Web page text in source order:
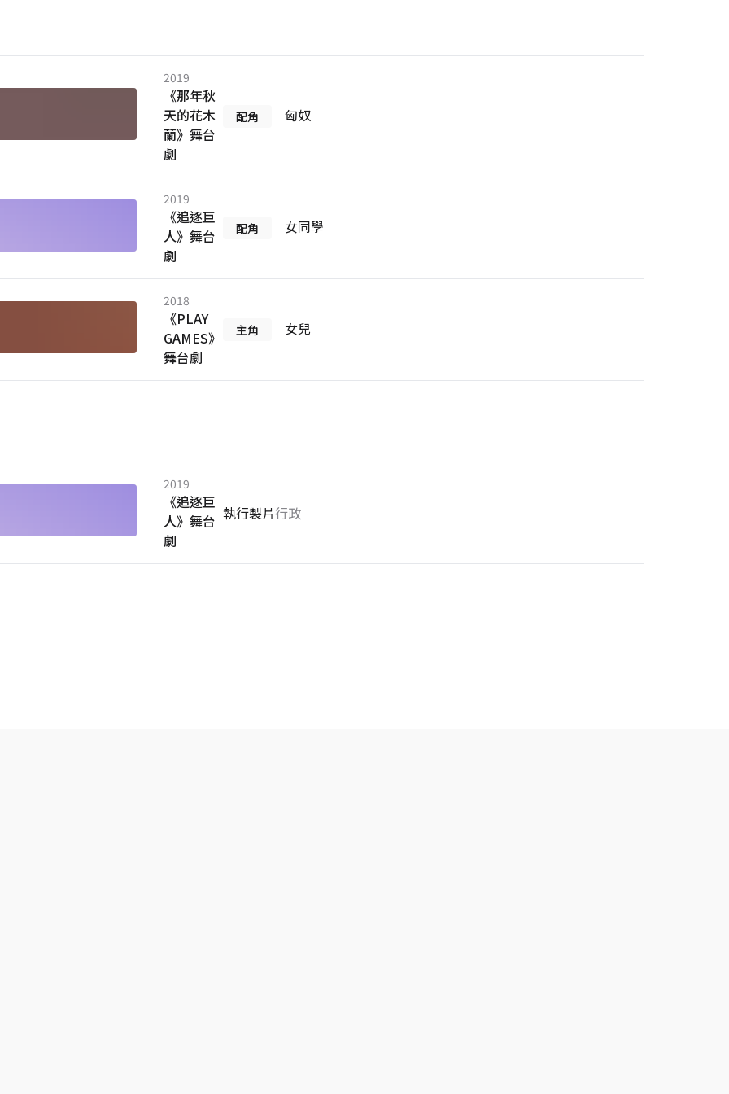
2019
《那年秋
天的花木
蘭》舞台
劇
配角 匈奴
2019
《追逐巨
人》舞台
劇
配角 女同學
2018
《PLAY
GAMES》
舞台劇
主角 女兒
2019
《追逐巨
人》舞台
劇
執行製片行政